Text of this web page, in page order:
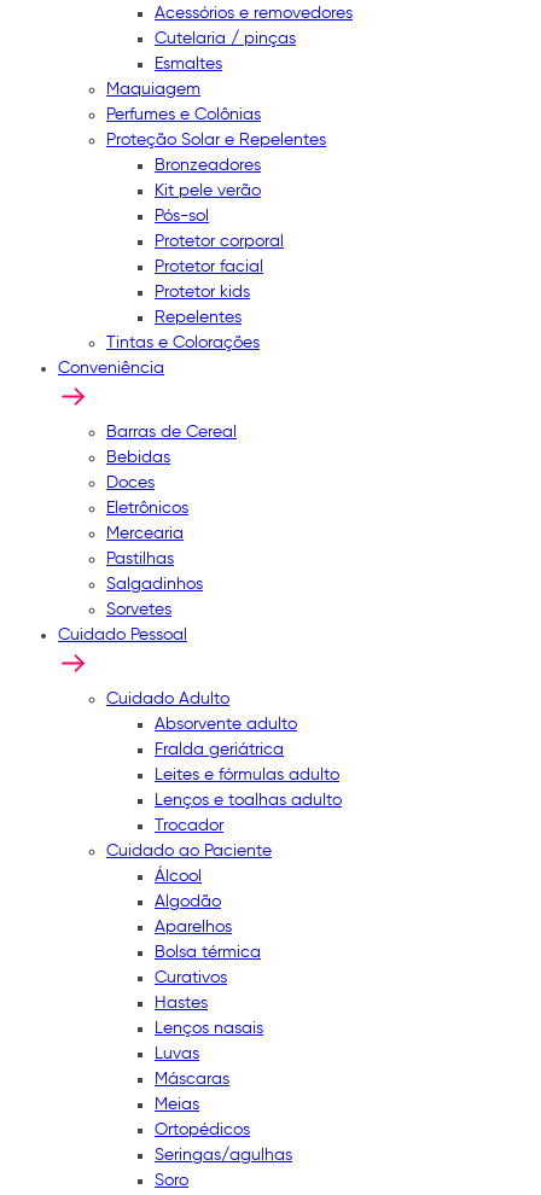
Acessórios e removedores
Cutelaria / pinças
Esmaltes
Maquiagem
Perfumes e Colônias
Proteção Solar e Repelentes
Bronzeadores
Kit pele verão
Pós-sol
Protetor corporal
Protetor facial
Protetor kids
Repelentes
Tintas e Colorações
Conveniência
Barras de Cereal
Bebidas
Doces
Eletrônicos
Mercearia
Pastilhas
Salgadinhos
Sorvetes
Cuidado Pessoal
Cuidado Adulto
Absorvente adulto
Fralda geriátrica
Leites e fórmulas adulto
Lenços e toalhas adulto
Trocador
Cuidado ao Paciente
Álcool
Algodão
Aparelhos
Bolsa térmica
Curativos
Hastes
Lenços nasais
Luvas
Máscaras
Meias
Ortopédicos
Seringas/agulhas
Soro